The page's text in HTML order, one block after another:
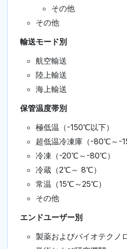
その他
その他
輸送モード別
航空輸送
陸上輸送
海上輸送
保管温度帯別
極低温（-150℃以下）
超低温冷凍庫（-80℃～-
冷凍（-20℃～-80℃）
冷蔵（2℃～ 8℃）
常温（15℃～25℃）
その他
エンドユーザー別
製薬およびバイオテクノ